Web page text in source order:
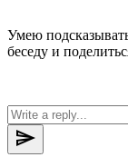
Умею
беседу и
send